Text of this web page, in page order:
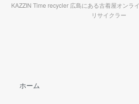
KAZZIN Time recycler 広島にある古着屋オンラ
リサイクラー
ホーム